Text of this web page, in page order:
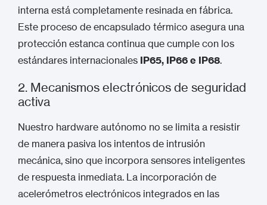
interna está completamente resinada en fábrica.
Este proceso de encapsulado térmico asegura una
protección estanca continua que cumple con los
estándares internacionales IP65, IP66 e IP68.
2. Mecanismos electrónicos de seguridad
activa
Nuestro hardware autónomo no se limita a resistir
de manera pasiva los intentos de intrusión
mecánica, sino que incorpora sensores inteligentes
de respuesta inmediata. La incorporación de
acelerómetros electrónicos integrados en las